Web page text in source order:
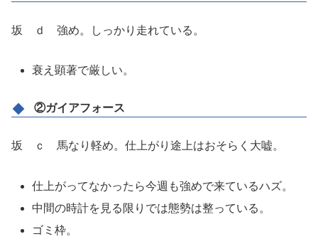
坂 ｄ 強め。しっかり走れている。
衰え顕著で厳しい。
②ガイアフォース
坂 ｃ 馬なり軽め。仕上がり途上はおそらく大嘘。
仕上がってなかったら今週も強めで来ているハズ。
中間の時計を見る限りでは態勢は整っている。
ゴミ枠。